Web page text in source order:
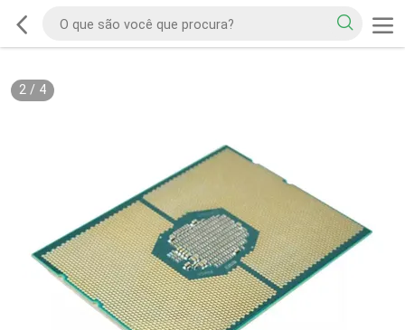
2/ 4